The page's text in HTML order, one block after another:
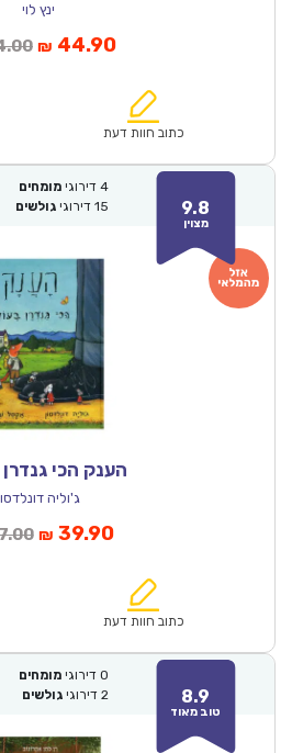
ינץ לוי
המחיר
₪64.00.
₪ 44.90המחיר
הוא:
כתוב חוות דעת
9.8
מצוין
4 דירוגי מומחים
15 דירוגי גולשים
הענק הכי
ג'וליה
המחיר
₪57.00.
₪ 39.90המחיר
הוא:
כתוב חוות דעת
8.9
טוב מאוד
0 דירוגי מומחים
2 דירוגי גולשים